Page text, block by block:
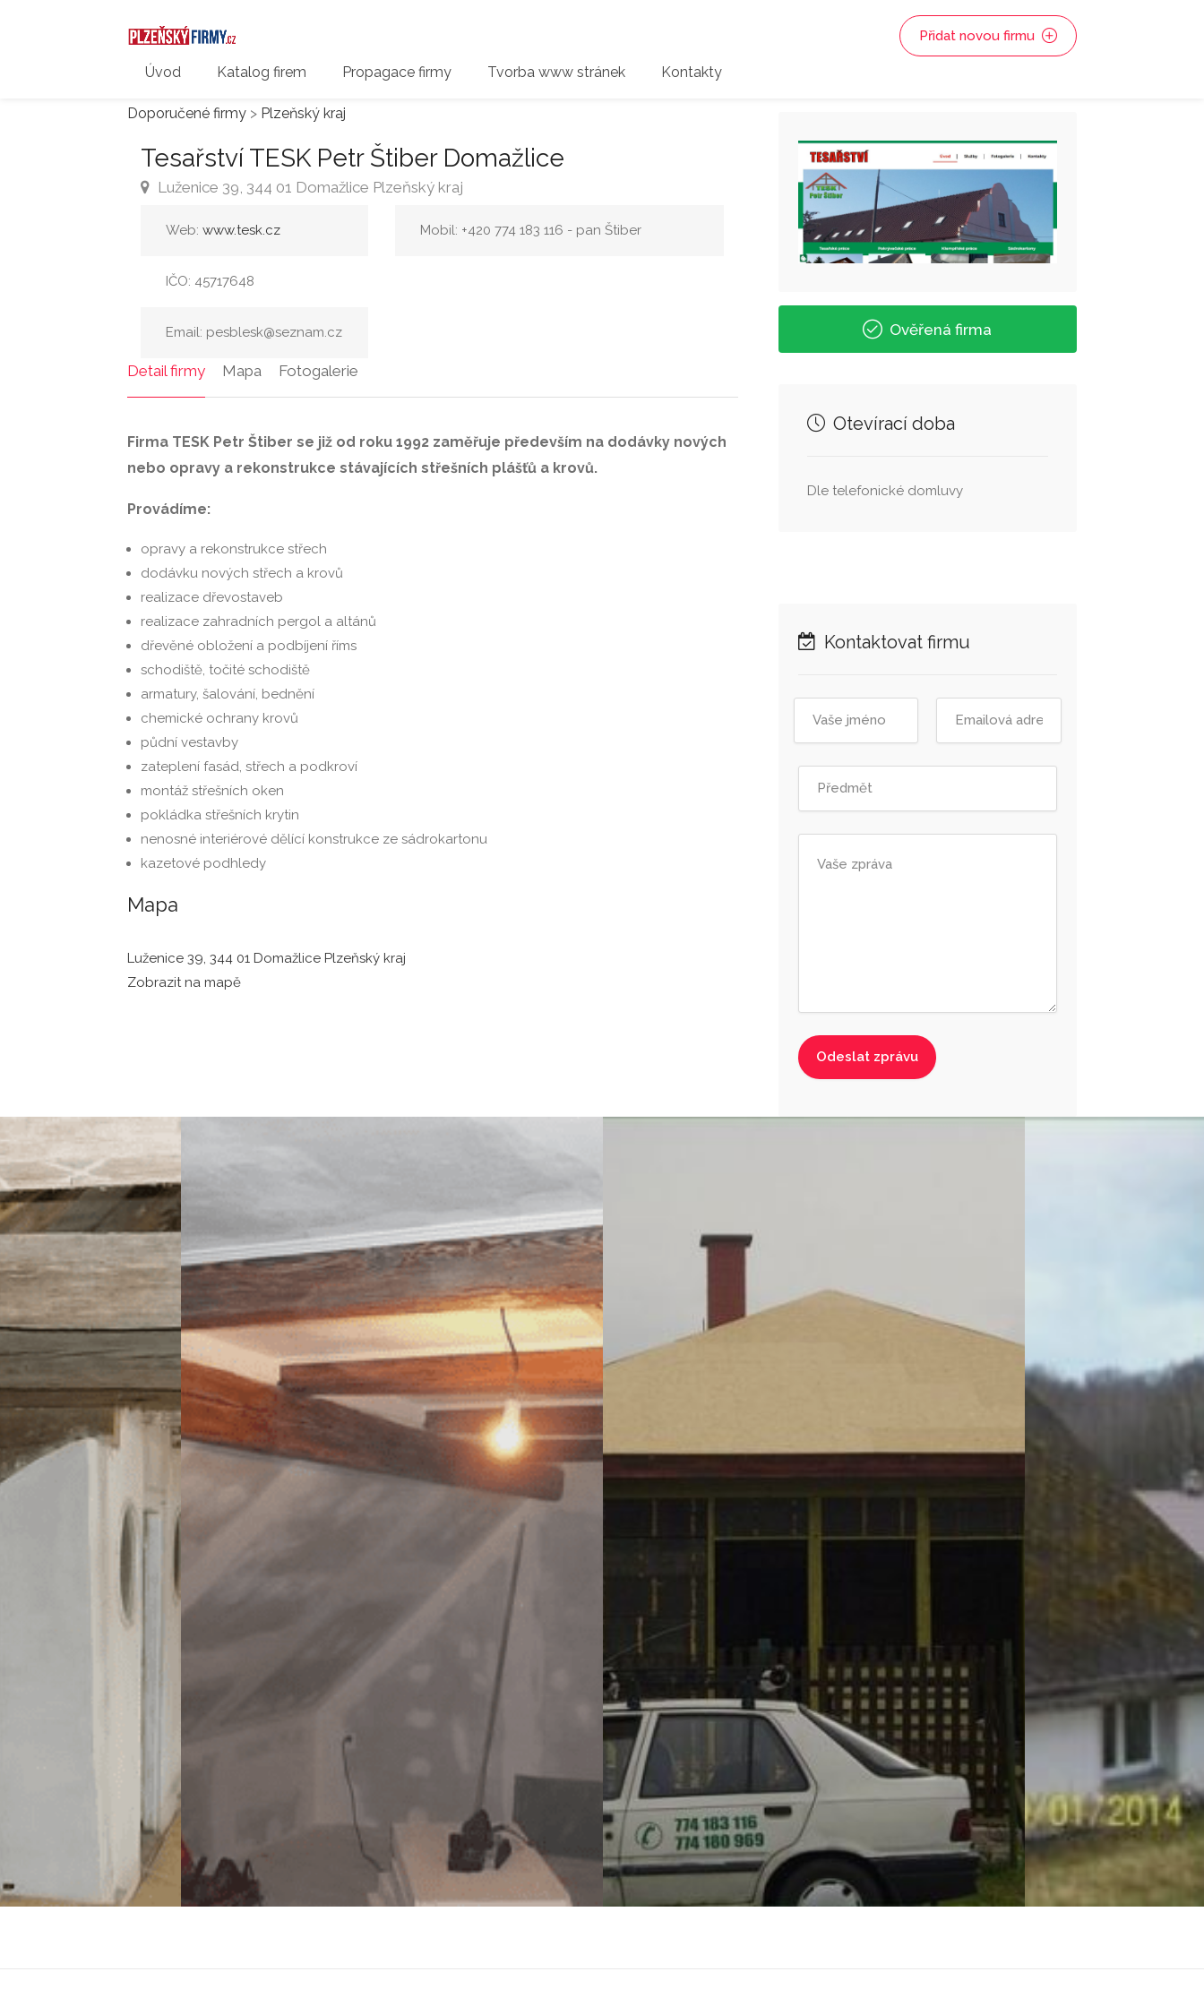
Úvod Katalog firem Propagace firmy Tvorba www stránek Kontakty
Přidat novou firmu
Doporučené firmy > Plzeňský kraj
Tesařství TESK Petr Štiber Domažlice
Luženice 39, 344 01 Domažlice Plzeňský kraj
Web: www.tesk.cz
IČO: 45717648
Email: pesblesk@seznam.cz
Mobil: +420 774 183 116 - pan Štiber
Detail firmy Mapa Fotogalerie
Firma TESK Petr Štiber se již od roku 1992 zaměřuje především na dodávky nových
nebo opravy a rekonstrukce stávajících střešních plášťů a krovů.
Provádíme:
opravy a rekonstrukce střech
dodávku nových střech a krovů
realizace dřevostaveb
realizace zahradních pergol a altánů
dřevěné obložení a podbíjení říms
schodiště, točité schodiště
armatury, šalování, bednění
chemické ochrany krovů
půdní vestavby
zateplení fasád, střech a podkroví
montáž střešních oken
pokládka střešních krytin
nenosné interiérové dělící konstrukce ze sádrokartonu
kazetové podhledy
Mapa
Luženice 39, 344 01 Domažlice Plzeňský kraj
Zobrazit na mapě
Ověřená firma
Otevírací doba
Dle telefonické domluvy
Kontaktovat firmu